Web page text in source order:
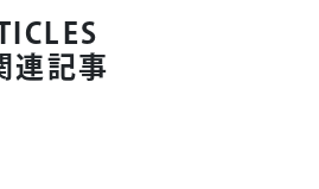
連記事